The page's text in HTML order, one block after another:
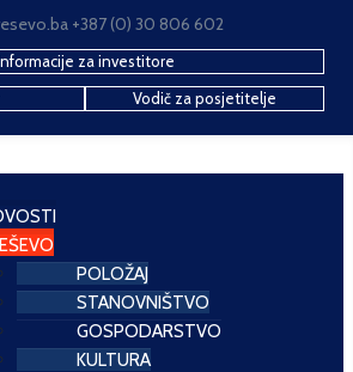
+387 (0) 30 806 602
za investitore
Vodič za posjetitelje
POLOŽAJ
STANOVNIŠTVO
GOSPODARSTVO
KULTURA